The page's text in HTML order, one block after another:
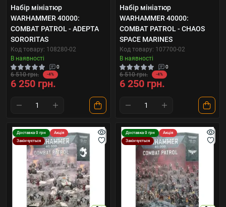
Набір мініатюр
WARHAMMER 40000:
COMBAT PATROL - ADEPTA
SORORITAS
Код товару: 108280-02
В наявності
0
6 510 грн. -4%
6 250 грн.
Набір мініатюр
WARHAMMER 40000:
COMBAT PATROL - CHAOS
SPACE MARINES
Код товару: 107700-02
В наявності
0
6 510 грн. -4%
6 250 грн.
Доставка 0 грн
Акція
Закінчується
Доставка 0 грн
Акція
Закінчується